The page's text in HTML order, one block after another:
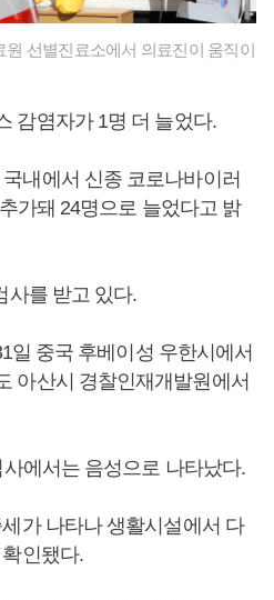
선별진료소에서 의료진이 움직이
감염자가 1명 더 늘었다.
내에서 신종 코로나바이러
가돼 24명으로 늘었다고 밝
사를 받고 있다.
일 중국 후베이성 우한시에서
아산시 경찰인재개발원에서
에서는 음성으로 나타났다.
가 나타나 생활시설에서 다
인됐다.